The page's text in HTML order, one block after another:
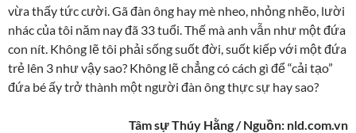
vừa thấy tức cười. Gã đàn ông hay mè nheo, nhỏng nhẽo, lười
nhác của tôi năm nay đã 33 tuổi. Thế mà anh vẫn như một đứa
con nít. Không lẽ tôi phải sống suốt đời, suốt kiếp với một đứa
trẻ lên 3 như vậy sao? Không lẽ chẳng có cách gì để “cải tạo”
đứa bé ấy trở thành một người đàn ông thực sự hay sao?
Tâm sự Thúy Hằng / Nguồn: nld.com.vn